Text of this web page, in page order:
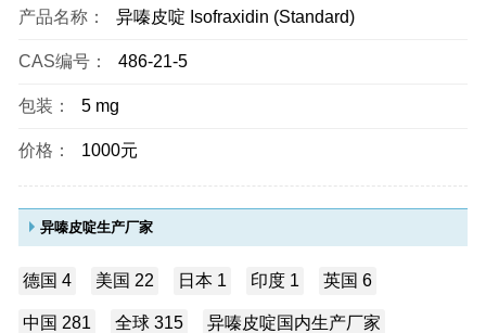
产品名称： 异嗪皮啶 Isofraxidin (Standard)
CAS编号： 486-21-5
包装： 5 mg
价格： 1000元
异嗪皮啶生产厂家
德国 4 美国 22 日本 1 印度 1 英国 6
中国 281 全球 315 异嗪皮啶国内生产厂家